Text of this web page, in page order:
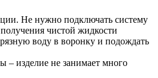
Не нужно подключать систему
чистой жидкости
воду в воронку и подождать
– изделие не занимает много